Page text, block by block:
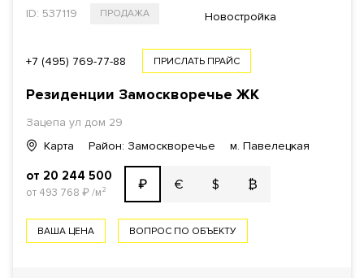
ID: 537119 ПРОДАЖА Новостройка
+7 (495) 769-77-88 ПРИСЛАТЬ ПРАЙС
Резиденции Замоскворечье ЖК
Зацепа ул дом 29
Карта
Район: Замоскворечье м. Павелецкая
от 20 244 500
от 493 768 ₽/м² ₽ € $ ₿
ВАША ЦЕНА ВОПРОС ПО ОБЪЕКТУ